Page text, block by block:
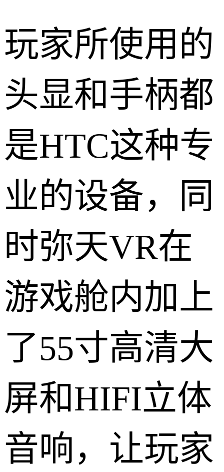
玩家所使用的
头显和手柄都
是HTC这种专
业的设备，同
时弥天VR在
游戏舱内加上
了55寸高清大
屏和HIFI立体
音响，让玩家